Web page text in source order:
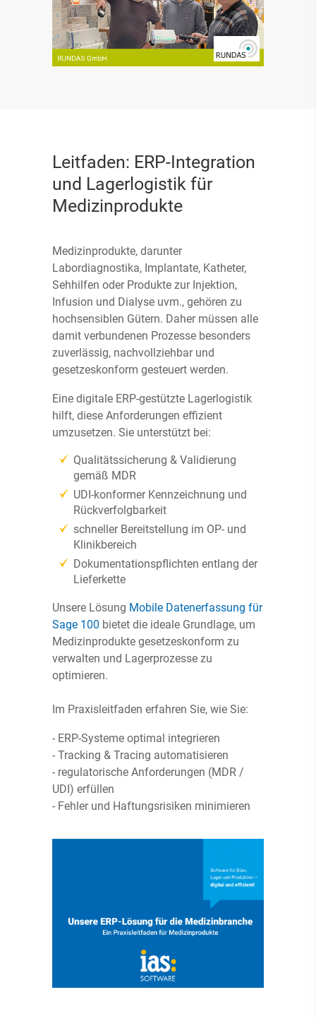
Leitfaden: ERP-Integration
und Lagerlogistik für
Medizinprodukte
Medizinprodukte, darunter
Labordiagnostika, Implantate, Katheter,
Sehhilfen oder Produkte zur Injektion,
Infusion und Dialyse uvm., gehören zu
hochsensiblen Gütern. Daher müssen alle
damit verbundenen Prozesse besonders
zuverlässig, nachvollziehbar und
gesetzeskonform gesteuert werden.
Eine digitale ERP-gestützte Lagerlogistik
hilft, diese Anforderungen effizient
umzusetzen. Sie unterstützt bei:
Qualitätssicherung & Validierung
gemäß MDR
UDI-konformer Kennzeichnung und
Rückverfolgbarkeit
schneller Bereitstellung im OP- und
Klinikbereich
Dokumentationspflichten entlang der
Lieferkette
Unsere Lösung Mobile Datenerfassung für
Sage 100 bietet die ideale Grundlage, um
Medizinprodukte gesetzeskonform zu
verwalten und Lagerprozesse zu
optimieren.
Im Praxisleitfaden erfahren Sie, wie Sie:
- ERP-Systeme optimal integrieren
- Tracking & Tracing automatisieren
- regulatorische Anforderungen (MDR /
UDI) erfüllen
- Fehler und Haftungsrisiken minimieren